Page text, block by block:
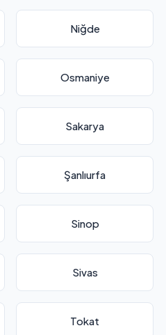
Niğde
Osmaniye
Sakarya
Şanlıurfa
Sinop
Sivas
Tokat